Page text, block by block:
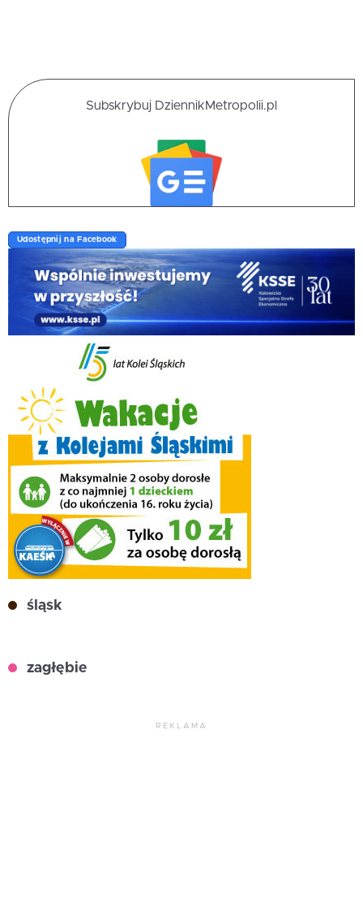
Subskrybuj DziennikMetropolii.pl
Udostępnij na Facebook
śląsk
zagłębie
REKLAMA